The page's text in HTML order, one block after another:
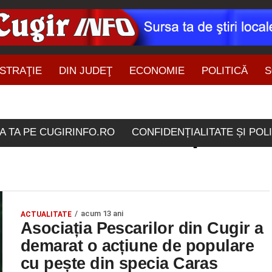
DIN JUDEŢ ECONOMIE POLITICĂ
TA PE CUGIRINFO.RO CONFIDENȚIALITATE ȘI
etichetate "specia
ACTUALITATE acum 13 ani
Asociația Pescarilor din Cugir a
demarat o acțiune de populare
cu pește din specia Caras